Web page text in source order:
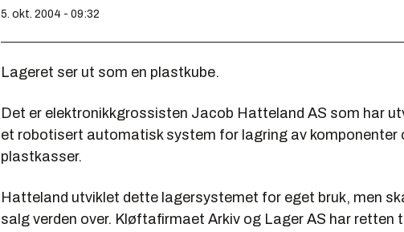
5. okt. 2004 - 09:32
Lageret ser ut som en plastkube.
Det er elektronikkgrossisten Jacob Hatteland AS som har
et robotisert automatisk system for lagring av komponenter
plastkasser.
Hatteland utviklet dette lagersystemet for eget bruk, men
salg verden over. Kløftafirmaet Arkiv og Lager AS har retten